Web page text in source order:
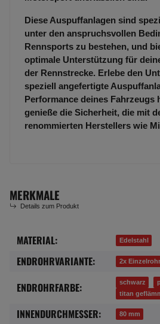
Diese Auspuffanlagen sind
unter den anspruchsvollen
Rennsports zu bestehen, und
optimale Unterstützung für
der Rennstrecke. Erlebe den
speziell angefertigte
Performance deines Fahrzeugs
genieße die Sicherheit, die mit
renommierten Herstellers wie
MERKMALE
Details zum Produkt
Produkteigenschaft
Wert
MATERIAL: Edelstahl
ENDROHRVARIANTE: 2x
ENDROHRFARBE: schwarz
titan
INNENDURCHMESSER: 80 mm